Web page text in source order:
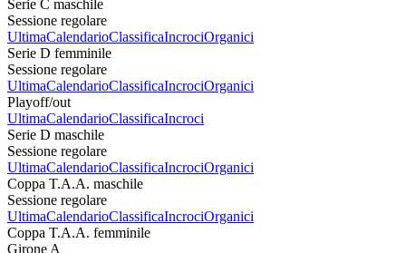
Serie C maschile
Sessione regolare
UltimaCalendarioClassificaIncrociOrganici
Serie D femminile
Sessione regolare
UltimaCalendarioClassificaIncrociOrganici
Playoff/out
UltimaCalendarioClassificaIncroci
Serie D maschile
Sessione regolare
UltimaCalendarioClassificaIncrociOrganici
Coppa T.A.A. maschile
Sessione regolare
UltimaCalendarioClassificaIncrociOrganici
Coppa T.A.A. femminile
Girone A